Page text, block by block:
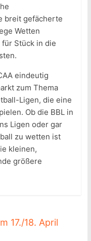
breit gefächerte
Wetten
Stück in die
eindeutig
zum Thema
Ligen, die eine
Ob die BBL in
Ligen oder gar
zu wetten ist
kleinen,
größere
17./18. April